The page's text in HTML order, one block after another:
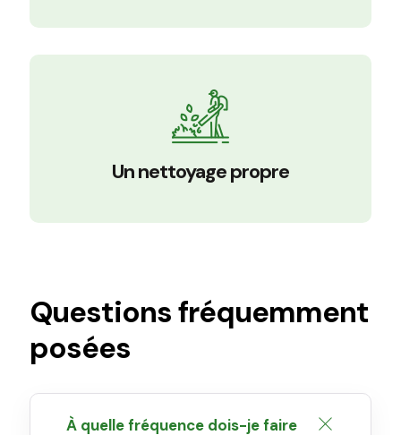
Un nettoyage propre
Questions fréquemment
posées
À quelle fréquence dois-je faire